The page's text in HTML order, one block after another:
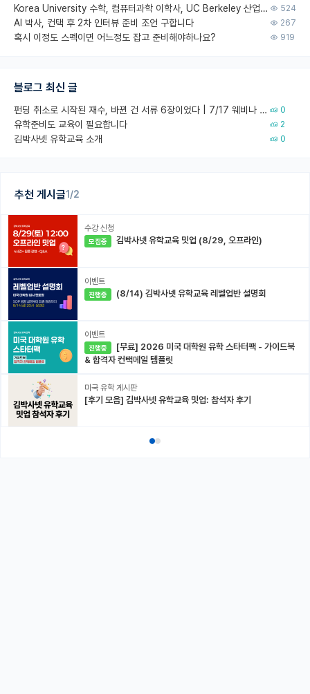
추천 게시글1/2
수강 신청
모집중 김박사넷 유학교육 밋업 (8/29, 오프라인)
이벤트
진행중 (8/14) 김박사넷 유학교육 레벨업반 설명회
이벤트
진행중
& 합격자 컨택메일 템플릿
미국 유학 게시판
[후기 모음] 김박사넷 유학교육 밋업: 참석자 후기
Korea University 수학, 컴퓨터과학 이학사, UC Berkeley 산업공학 대학원 공학박사가 되는 것은 쉽지 않겠죠? 524
AI 박사, 컨택 후 2차 인터뷰 준비 조언 구합니다 267
혹시 이정도 스펙이면 어느정도 잡고 준비해야하나요? 919
블로그 최신 글
펀딩 취소로 시작된 재수, 바뀐 건 서류 6장이었다 | 7/17 웨비나 회고 0
유학준비도 교육이 필요합니다 2
김박사넷 유학교육 소개 0